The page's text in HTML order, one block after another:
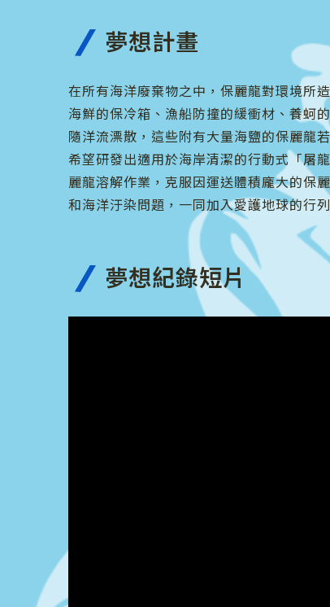
夢想計畫
在所有海洋廢棄物之中，保麗龍對環境所
海鮮的保冷箱、漁船防撞的緩衝材、養蚵
隨洋流漂散，這些附有大量海鹽的保麗龍
希望研發出適用於海岸清潔的行動式「屠
麗龍溶解作業，克服因運送體積龐大的保
和海洋汙染問題，一同加入愛護地球的行列
夢想紀錄短片